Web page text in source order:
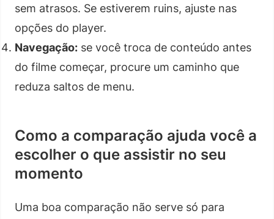
sem atrasos. Se estiverem ruins, ajuste nas
opções do player.
Navegação: se você troca de conteúdo antes
do filme começar, procure um caminho que
reduza saltos de menu.
Como a comparação ajuda você a
escolher o que assistir no seu
momento
Uma boa comparação não serve só para